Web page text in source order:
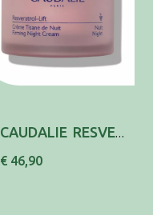
CAUDALIE RESVER-LIFT FIRM CR NOITE 50ML
€ 46,90